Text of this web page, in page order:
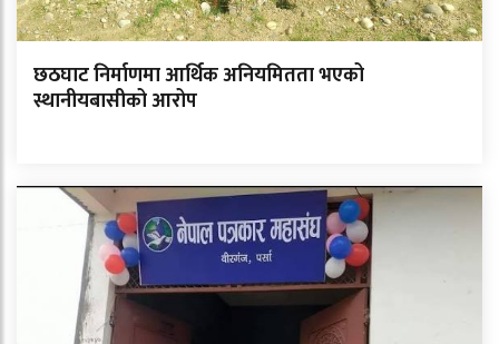
छठघाट निर्माणमा आर्थिक अनियमितता भएको
स्थानीयबासीको आरोप